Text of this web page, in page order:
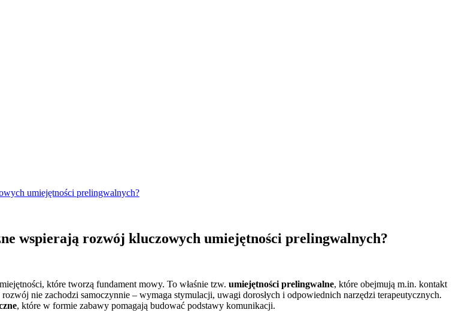
umiejętności prelingwalnych?
wspierają rozwój kluczowych umiejętności prelingwalnych?
które tworzą fundament mowy. To właśnie tzw. umiejętności prelingwalne, które obejmują m.in. kontakt
nie zachodzi samoczynnie – wymaga stymulacji, uwagi dorosłych i odpowiednich narzędzi terapeutycznych.
, które w formie zabawy pomagają budować podstawy komunikacji.